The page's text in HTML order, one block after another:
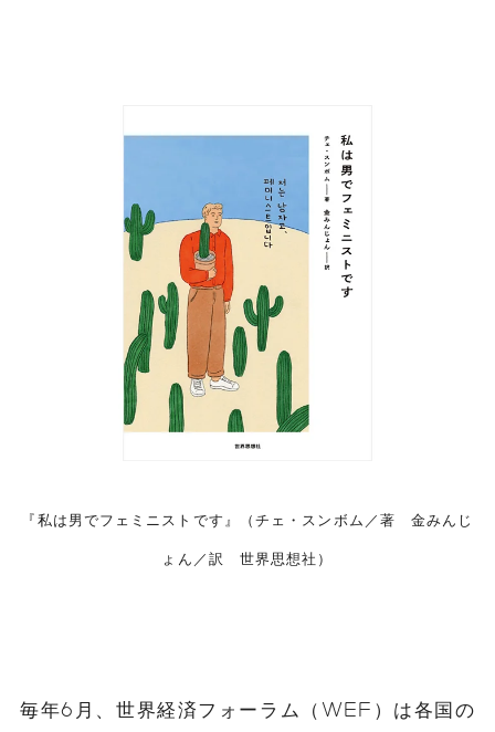
『私は男でフェミニストです』（チェ・スンボム／著 金みんじ
ょん／訳 世界思想社）
毎年6月、世界経済フォーラム（WEF）は各国の